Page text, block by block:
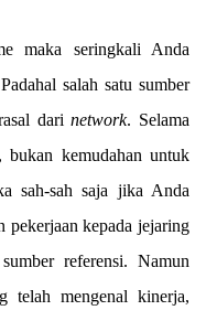
maka seringkali Anda
salah satu sumber
darinetwork. Selama
bukan kemudahan untuk
sah-sah saja jika Anda
pekerjaan kepada jejaring
referensi. Namun
telah mengenal kinerja,